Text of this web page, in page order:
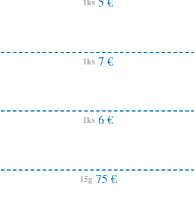
1ks 7 €
1ks 6 €
15g 75 €